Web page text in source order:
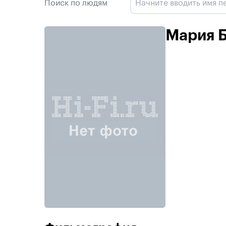
Поиск по людям
Мария